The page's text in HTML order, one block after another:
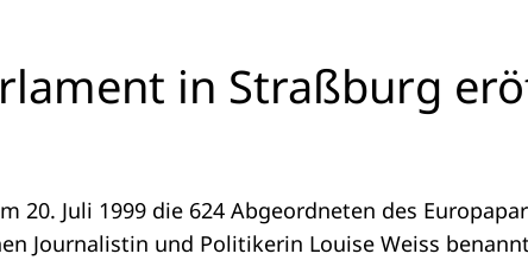
in Straßburg
20. Juli 1999 die 624 Abgeordneten des
Journalistin und Politikerin Louise Weiss